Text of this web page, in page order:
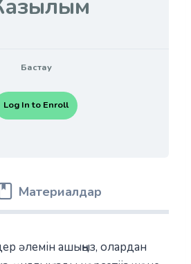
Бастау
Log In to Enroll
Материалдар
әлемін ашыңыз, олардан